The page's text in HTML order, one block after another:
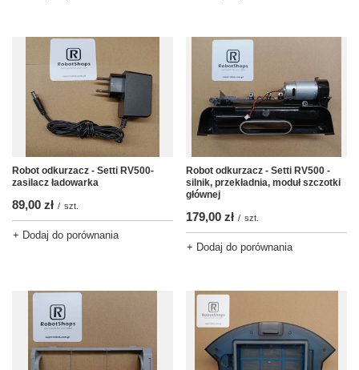
Robot odkurzacz - Setti RV500-
zasilacz ładowarka
89,00 zł / szt.
+ Dodaj do porównania
Robot odkurzacz - Setti RV500 -
silnik, przekładnia, moduł szczotki
głównej
179,00 zł / szt.
+ Dodaj do porównania